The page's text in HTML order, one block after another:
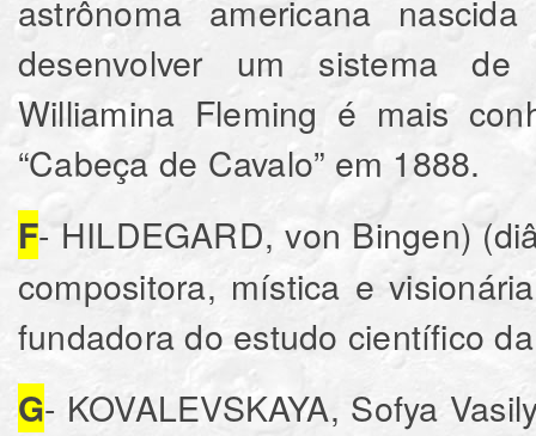
astrônoma americana
desenvolver um sistema de
Williamina Fleming é mais
“Cabeça de Cavalo” em 1888.
F- HILDEGARD, von Bingen)
compositora, mística e
fundadora do estudo científico
G- KOVALEVSKAYA, Sofya